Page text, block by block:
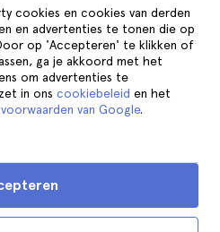
cookies en cookies van derden
en advertenties te tonen die op
op 'Accepteren' te klikken of
ga je akkoord met het
om advertenties te
in ons cookiebeleid en het
van Google.
Krakau
Tenerife
Volg ons op